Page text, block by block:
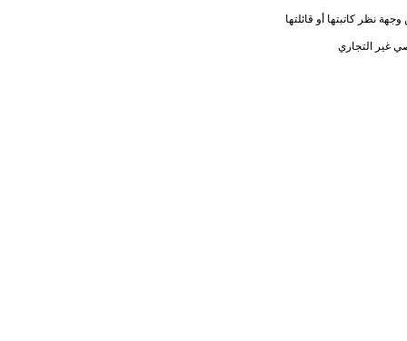
نظر كاتبتها أو قائلتها
غير التجاري